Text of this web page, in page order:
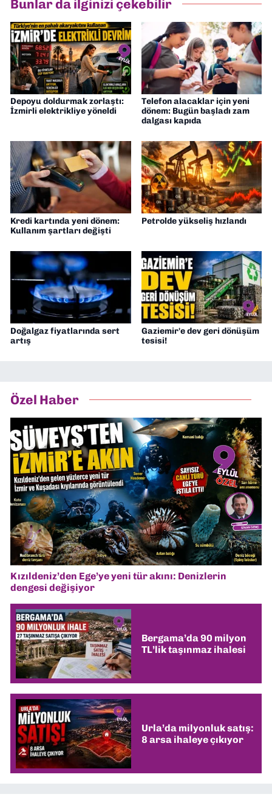
Bunlar da ilginizi çekebilir
Depoyu doldurmak zorlaştı:
İzmirli elektrikliye yöneldi
Telefon alacaklar için yeni
dönem: Bugün başladı zam
dalgası kapıda
Kredi kartında yeni dönem:
Kullanım şartları değişti
Petrolde yükseliş hızlandı
Doğalgaz fiyatlarında sert
artış
Gaziemir'e dev geri dönüşüm
tesisi!
Özel Haber
Kızıldeniz’den Ege’ye yeni tür akını: Denizlerin
dengesi değişiyor
Bergama’da 90 milyon
TL’lik taşınmaz ihalesi
Urla’da milyonluk satış:
8 arsa ihaleye çıkıyor